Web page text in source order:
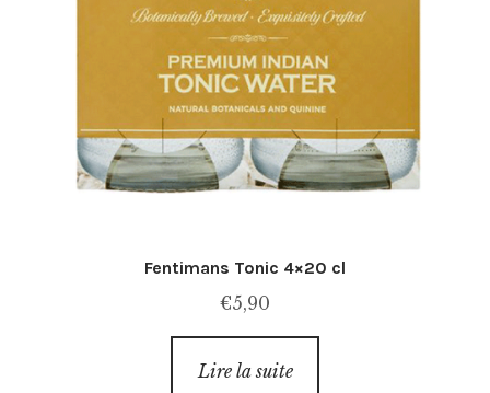
Fentimans Tonic 4×20 cl
€5,90
Lire la suite